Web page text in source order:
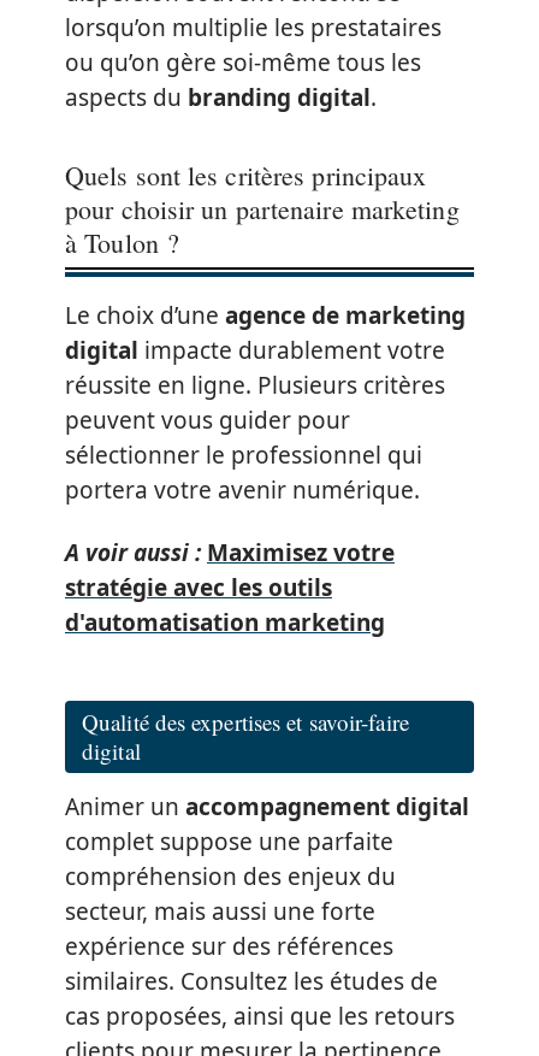
lorsqu’on multiplie les prestataires
ou qu’on gère soi-même tous les
aspects du branding digital.
Quels sont les critères principaux
pour choisir un partenaire marketing
à Toulon ?
Le choix d’une agence de marketing
digital impacte durablement votre
réussite en ligne. Plusieurs critères
peuvent vous guider pour
sélectionner le professionnel qui
portera votre avenir numérique.
A voir aussi : Maximisez votre
stratégie avec les outils
d'automatisation marketing
Qualité des expertises et savoir-faire
digital
Animer un accompagnement digital
complet suppose une parfaite
compréhension des enjeux du
secteur, mais aussi une forte
expérience sur des références
similaires. Consultez les études de
cas proposées, ainsi que les retours